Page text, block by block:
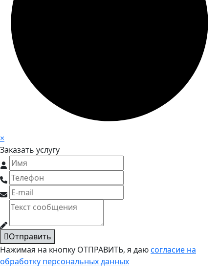
×
Заказать услугу
Отправить
Нажимая на кнопку ОТПРАВИТЬ, я даюсогласие на
обработку персональных данных